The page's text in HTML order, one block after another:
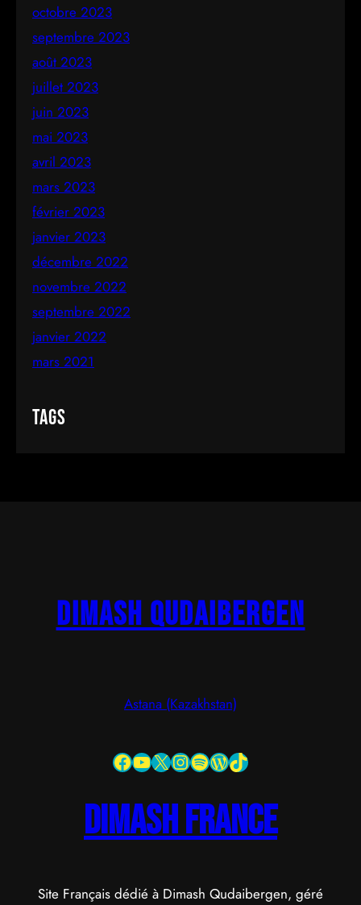
octobre 2023
septembre 2023
août 2023
juillet 2023
juin 2023
mai 2023
avril 2023
mars 2023
février 2023
janvier 2023
décembre 2022
novembre 2022
septembre 2022
janvier 2022
mars 2021
Tags
Dimash Qudaibergen
Astana (Kazakhstan)
Facebook YouTube X InstagramSpotify WordPress TikTok
dimash france
Site Français dédié à Dimash Qudaibergen, géré